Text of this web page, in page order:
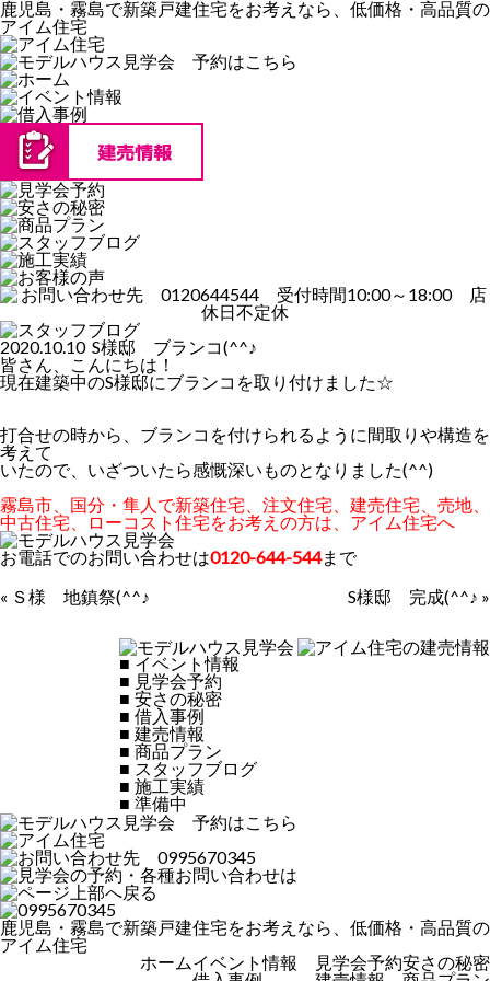
鹿児島・霧島で新築戸建住宅をお考えなら、低価格・高品質の
アイム住宅
2020.10.10 S様邸 ブランコ(^^♪
皆さん、こんにちは！
現在建築中のS様邸にブランコを取り付けました☆
打合せの時から、ブランコを付けられるように間取りや構造を
考えて
いたので、いざついたら感慨深いものとなりました(^^)
霧島市、国分・隼人で新築住宅、注文住宅、建売住宅、売地、
中古住宅、ローコスト住宅をお考えの方は、アイム住宅へ
お電話でのお問い合わせは0120-644-544まで
« Ｓ様 地鎮祭(^^♪ S様邸 完成(^^♪ »
■ イベント情報
■ 見学会予約
■ 安さの秘密
■ 借入事例
■ 建売情報
■ 商品プラン
■ スタッフブログ
■ 施工実績
■ 準備中
鹿児島・霧島で新築戸建住宅をお考えなら、低価格・高品質の
アイム住宅
安さの秘密
見学会予約
イベント情報
ホーム